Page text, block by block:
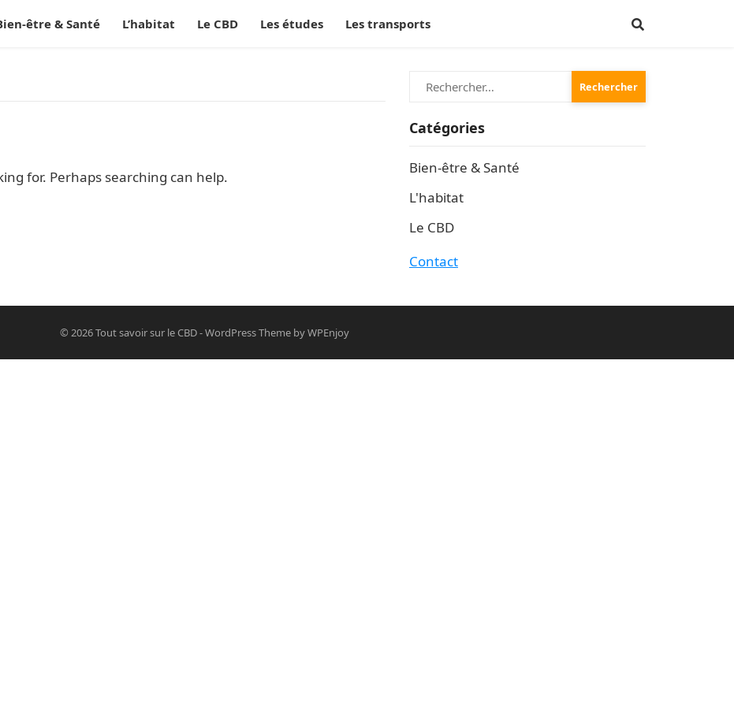
être & Santé L’habitat Le CBD Les études Les transports
for. Perhaps searching can help.
Rechercher :
Catégories
Bien-être & Santé
L'habitat
Le CBD
Contact
© 2026Tout savoir sur le CBD-WordPress ThemebyWPEnjoy